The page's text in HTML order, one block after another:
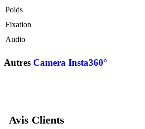
Poids
Fixation
Audio
Autres Camera Insta360°
Avis Clients